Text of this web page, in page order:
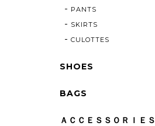
PANTS
SKIRTS
CULOTTES
SHOES
BAGS
ＡＣＣＥＳＳＯＲＩＥＳ